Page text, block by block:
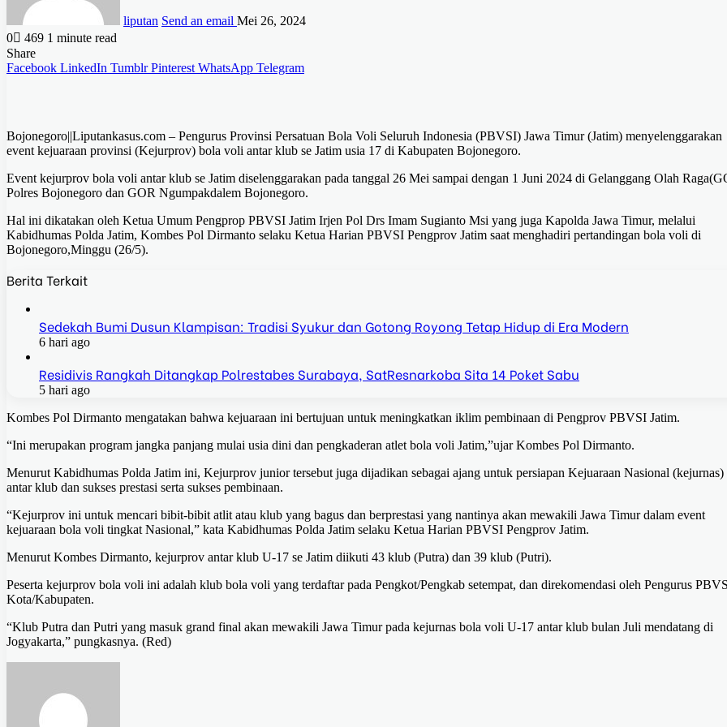
liputan Send an email Mei 26, 2024
0
469 1 minute read
Share
Facebook LinkedIn Tumblr Pinterest WhatsApp Telegram
Bojonegoro||Liputankasus.com – Pengurus Provinsi Persatuan Bola Voli Seluruh Indonesia (PBVSI) Jawa Timur (Jatim) menyelenggarakan
event kejuaraan provinsi (Kejurprov) bola voli antar klub se Jatim usia 17 di Kabupaten Bojonegoro.
Event kejurprov bola voli antar klub se Jatim diselenggarakan pada tanggal 26 Mei sampai dengan 1 Juni 2024 di Gelanggang Olah
Polres Bojonegoro dan GOR Ngumpakdalem Bojonegoro.
Hal ini dikatakan oleh Ketua Umum Pengprop PBVSI Jatim Irjen Pol Drs Imam Sugianto Msi yang juga Kapolda Jawa Timur, melalui
Kabidhumas Polda Jatim, Kombes Pol Dirmanto selaku Ketua Harian PBVSI Pengprov Jatim saat menghadiri pertandingan bola voli di
Bojonegoro,Minggu (26/5).
Berita Terkait
Sedekah Bumi Dusun Klampisan: Tradisi Syukur dan Gotong Royong Tetap Hidup di Era Modern
6 hari ago
Residivis Rangkah Ditangkap Polrestabes Surabaya, SatResnarkoba Sita 14 Poket Sabu
5 hari ago
Kombes Pol Dirmanto mengatakan bahwa kejuaraan ini bertujuan untuk meningkatkan iklim pembinaan di Pengprov PBVSI Jatim.
“Ini merupakan program jangka panjang mulai usia dini dan pengkaderan atlet bola voli Jatim,”ujar Kombes Pol Dirmanto.
Menurut Kabidhumas Polda Jatim ini, Kejurprov junior tersebut juga dijadikan sebagai ajang untuk persiapan Kejuaraan Nasional (kejurnas)
antar klub dan sukses prestasi serta sukses pembinaan.
“Kejurprov ini untuk mencari bibit-bibit atlit atau klub yang bagus dan berprestasi yang nantinya akan mewakili Jawa Timur dalam event
kejuaraan bola voli tingkat Nasional,” kata Kabidhumas Polda Jatim selaku Ketua Harian PBVSI Pengprov Jatim.
Menurut Kombes Dirmanto, kejurprov antar klub U-17 se Jatim diikuti 43 klub (Putra) dan 39 klub (Putri).
Peserta kejurprov bola voli ini adalah klub bola voli yang terdaftar pada Pengkot/Pengkab setempat, dan direkomendasi oleh Pengurus
Kota/Kabupaten.
“Klub Putra dan Putri yang masuk grand final akan mewakili Jawa Timur pada kejurnas bola voli U-17 antar klub bulan Juli mendatang di
Jogyakarta,” pungkasnya. (Red)